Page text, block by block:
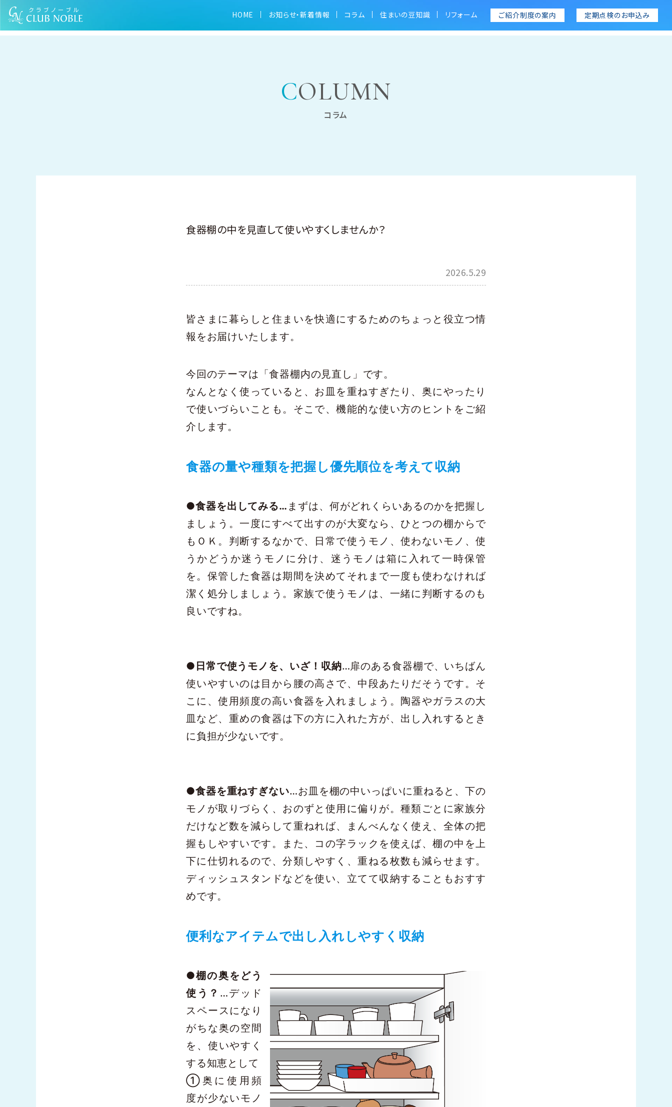
HOME お知らせ・新着情報 コラム 住まいの豆知識 リフォーム ご紹介制度の案内 定期点検のお申込み
COLUMN
コラム
TOP コラム 食器棚の中を見直して使いやすくしませんか？
2026.5.29
食器棚の中を見直して使いやすくしませんか？
皆さまに暮らしと住まいを快適にするためのちょっと役立つ情
報をお届けいたします。
今回のテーマは「食器棚内の見直し」です。
なんとなく使っていると、お皿を重ねすぎたり、奥にやったり
で使いづらいことも。そこで、機能的な使い方のヒントをご紹
介します。
食器の量や種類を把握し優先順位を考えて収納
●食器を出してみる… まずは、何がどれくらいあるのかを把握し
ましょう。一度にすべて出すのが大変なら、ひとつの棚からで
もＯＫ。判断するなかで、日常で使うモノ、使わないモノ、使
うかどうか迷うモノに分け、迷うモノは箱に入れて一時保管
を。保管した食器は期間を決めてそれまで一度も使わなければ
潔く処分しましょう。家族で使うモノは、一緒に判断するのも
良いですね。
●日常で使うモノを、いざ！収納…扉のある食器棚で、いちばん
使いやすいのは目から腰の高さで、中段あたりだそうです。そ
こに、使用頻度の高い食器を入れましょう。陶器やガラスの大
皿など、重めの食器は下の方に入れた方が、出し入れするとき
に負担が少ないです。
●食器を重ねすぎない…お皿を棚の中いっぱいに重ねると、下の
モノが取りづらく、おのずと使用に偏りが。種類ごとに家族分
だけなど数を減らして重ねれば、まんべんなく使え、全体の把
握もしやすいです。また、コの字ラックを使えば、棚の中を上
下に仕切れるので、分類しやすく、重ねる枚数も減らせます。
ディッシュスタンドなどを使い、立てて収納することもおすす
めです。
便利なアイテムで出し入れしやすく収納
●棚の奥をどう
使う？ …デッド
スペースになり
がちな奥の空間
を、使いやすく
する知恵として
①奥に使用頻
度が少ないモノ